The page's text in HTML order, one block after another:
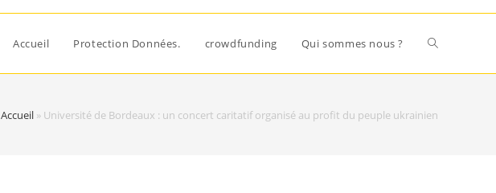
Accueil Protection Données. crowdfunding Qui sommes nous ?
Accueil » Université de Bordeaux : un concert caritatif organisé au profit du peuple ukrainien